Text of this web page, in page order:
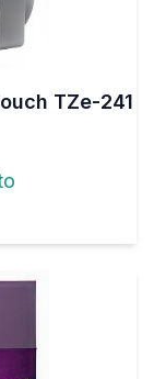
TZe-241